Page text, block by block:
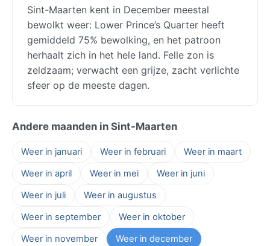
Sint-Maarten kent in December meestal
bewolkt weer: Lower Prince’s Quarter heeft
gemiddeld 75% bewolking, en het patroon
herhaalt zich in het hele land. Felle zon is
zeldzaam; verwacht een grijze, zacht verlichte
sfeer op de meeste dagen.
Andere maanden in Sint-Maarten
Weer in januari Weer in februari
Weer in maart
Weer in april
Weer in mei
Weer in juni
Weer in juli
Weer in augustus
Weer in september
Weer in oktober
Weer in november
Weer in december